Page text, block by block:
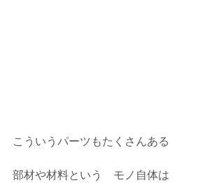
こういうパーツもたくさんある
部材や材料という　モノ自体は